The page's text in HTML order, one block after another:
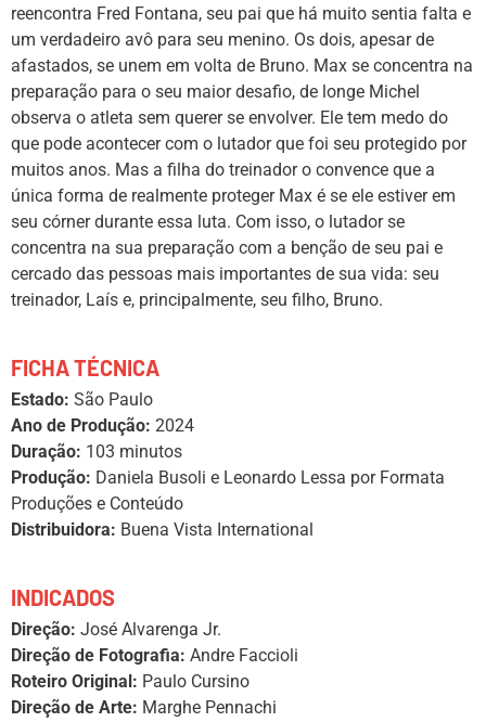
reencontra Fred Fontana, seu pai que há muito sentia falta e
um verdadeiro avô para seu menino. Os dois, apesar de
afastados, se unem em volta de Bruno. Max se concentra na
preparação para o seu maior desafio, de longe Michel
observa o atleta sem querer se envolver. Ele tem medo do
que pode acontecer com o lutador que foi seu protegido por
muitos anos. Mas a filha do treinador o convence que a
única forma de realmente proteger Max é se ele estiver em
seu córner durante essa luta. Com isso, o lutador se
concentra na sua preparação com a benção de seu pai e
cercado das pessoas mais importantes de sua vida: seu
treinador, Laís e, principalmente, seu filho, Bruno.
FICHA TÉCNICA
Estado: São Paulo
Ano de Produção: 2024
Duração: 103 minutos
Produção: Daniela Busoli e Leonardo Lessa por Formata
Produções e Conteúdo
Distribuidora: Buena Vista International
INDICADOS
Direção: José Alvarenga Jr.
Direção de Fotografia: Andre Faccioli
Roteiro Original: Paulo Cursino
Direção de Arte: Marghe Pennachi